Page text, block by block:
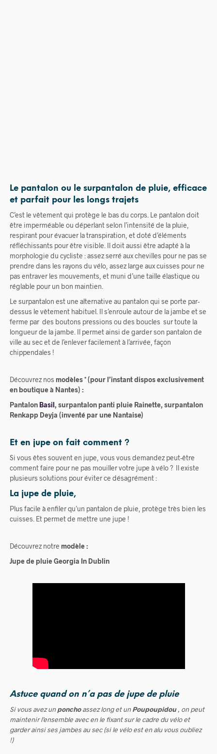
Le pantalon ou le surpantalon de pluie, efficace
et parfait pour les longs trajets
C’est le vêtement qui protège le bas du corps. Le pantalon doit
être imperméable ou déperlant selon l’intensité de la pluie,
respirant pour évacuer la transpiration, et doté d’éléments
réfléchissants pour être visible. Il doit aussi être adapté à la
morphologie du cycliste : assez serré aux chevilles pour ne pas se
prendre dans les rayons du vélo, assez large aux cuisses pour ne
pas entraver les mouvements, et muni d’une taille élastique ou
réglable pour un bon maintien.
Le surpantalon est une alternative au pantalon qui se porte par-
dessus le vêtement habituel. Il s’enroule autour de la jambe et se
ferme par des boutons pressions ou des boucles sur toute la
longueur de la jambe. Il permet ainsi de garder son pantalon de
ville au sec et de l’enlever facilement à l’arrivée, façon
chippendales !
Découvrez nos modèles * (pour l’instant dispos exclusivement
en boutique à Nantes) :
Pantalon Basil, surpantalon panti pluie Rainette, surpantalon
Renkapp Deyja (inventé par une Nantaise)
Et en jupe on fait comment ?
Si vous êtes souvent en jupe, vous vous demandez peut-être
comment faire pour ne pas mouiller votre jupe à vélo ? Il existe
plusieurs solutions pour éviter ce désagrément :
La jupe de pluie,
Plus facile à enfiler qu’un pantalon de pluie, protège très bien les
cuisses. Et permet de mettre une jupe !
Découvrez notre modèle :
Jupe de pluie Georgia In Dublin
Astuce quand on n’a pas de jupe de pluie
Si vous avez unponchoassez long et unPoupoupidou, on peut
maintenir l’ensemble avec en le fixant sur le cadre du vélo et
garder ainsi ses jambes au sec (si le vélo est en alu vous oubliez
!)